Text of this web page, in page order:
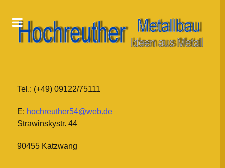
Tel.: (+49) 09122/75111
E: hochreuther54@web.de
Strawinskystr. 44
90455 Katzwang